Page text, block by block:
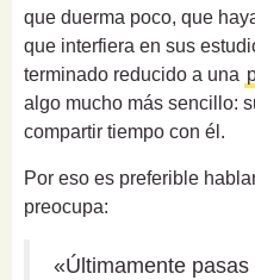
que duerma poco, que
que interfiera en sus
terminado reducido a una
algo mucho más sencillo:
compartir tiempo con él.
Por eso es preferible
preocupa:
«Últimamente